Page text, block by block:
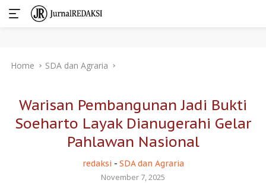
Home SDA dan Agraria
Warisan Pembangunan Jadi Bukti
Soeharto Layak Dianugerahi Gelar
Pahlawan Nasional
redaksi - SDA dan Agraria
November 7, 2025